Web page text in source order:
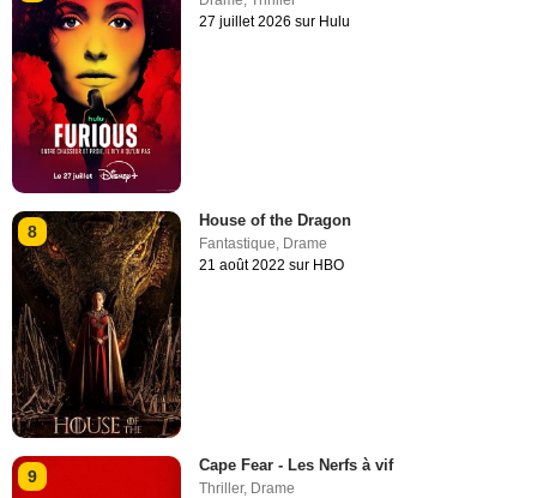
27 juillet 2026 sur Hulu
8
House of the Dragon
Fantastique, Drame
21 août 2022 sur HBO
9
Cape Fear - Les Nerfs à vif
Thriller, Drame